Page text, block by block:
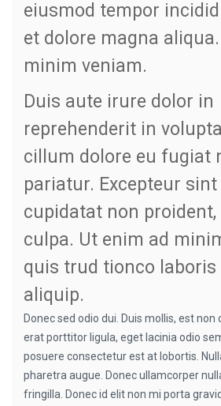
eiusmod tempor
et dolore magna
minim veniam.
Duis aute irure dolor in
reprehenderit in
cillum dolore eu fugiat
pariatur. Excepteur
cupidatat non
culpa. Ut enim ad
quis trud tionco
aliquip.
Donec sed odio dui. Duis mollis, est
erat porttitor ligula, eget lacinia odio
posuere consectetur est at lobortis.
pharetra augue. Donec ullamcorper
fringilla. Donec id elit non mi porta